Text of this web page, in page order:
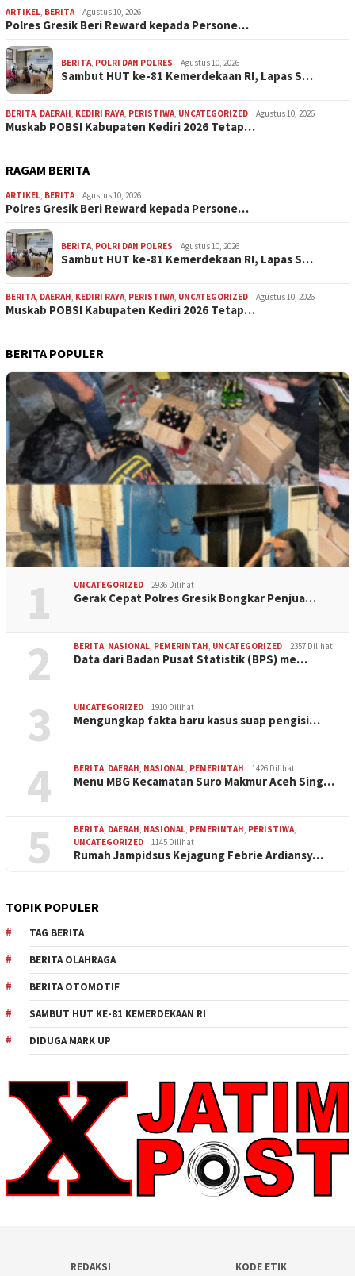
ARTIKEL, BERITA Agustus 10, 2026
Polres Gresik Beri Reward kepada Persone…
BERITA, POLRI DAN POLRES Agustus 10, 2026
Sambut HUT ke-81 Kemerdekaan RI, Lapas S…
BERITA, DAERAH, KEDIRI RAYA, PERISTIWA, UNCATEGORIZED Agustus 10, 2026
Muskab POBSI Kabupaten Kediri 2026 Tetap…
RAGAM BERITA
ARTIKEL, BERITA Agustus 10, 2026
Polres Gresik Beri Reward kepada Persone…
BERITA, POLRI DAN POLRES Agustus 10, 2026
Sambut HUT ke-81 Kemerdekaan RI, Lapas S…
BERITA, DAERAH, KEDIRI RAYA, PERISTIWA, UNCATEGORIZED Agustus 10, 2026
Muskab POBSI Kabupaten Kediri 2026 Tetap…
BERITA POPULER
1 UNCATEGORIZED 2936 Dilihat
Gerak Cepat Polres Gresik Bongkar Penjua…
2 BERITA, NASIONAL, PEMERINTAH, UNCATEGORIZED 2357 Dilihat
Data dari Badan Pusat Statistik (BPS) me…
3 UNCATEGORIZED 1910 Dilihat
Mengungkap fakta baru kasus suap pengisi…
4 BERITA, DAERAH, NASIONAL, PEMERINTAH 1426 Dilihat
Menu MBG Kecamatan Suro Makmur Aceh Sing…
5 BERITA, DAERAH, NASIONAL, PEMERINTAH, PERISTIWA,
UNCATEGORIZED
1145 Dilihat
Rumah Jampidsus Kejagung Febrie Ardiansy…
TOPIK POPULER
TAG BERITA
BERITA OLAHRAGA
BERITA OTOMOTIF
SAMBUT HUT KE-81 KEMERDEKAAN RI
DIDUGA MARK UP
REDAKSI KODE ETIK